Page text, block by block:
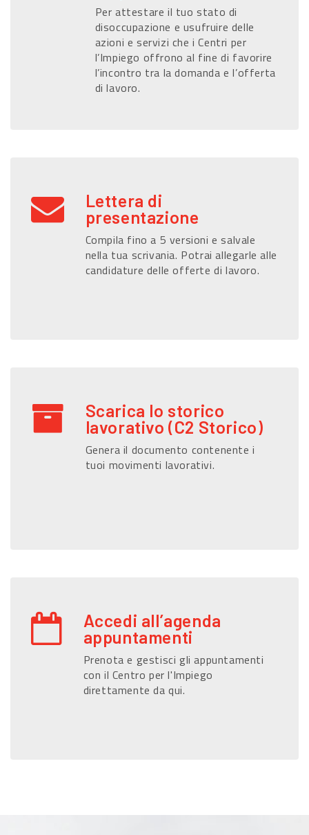
Per attestare il tuo stato di
disoccupazione e usufruire delle
azioni e servizi che i Centri per
l’Impiego offrono al fine di favorire
l’incontro tra la domanda e l’offerta
di lavoro.
Lettera di
presentazione
Compila fino a 5 versioni e salvale
nella tua scrivania. Potrai allegarle alle
candidature delle offerte di lavoro.
Scarica lo storico
lavorativo (C2 Storico)
Genera il documento contenente i
tuoi movimenti lavorativi.
Accedi all’agenda
appuntamenti
Prenota e gestisci gli appuntamenti
con il Centro per l'Impiego
direttamente da qui.